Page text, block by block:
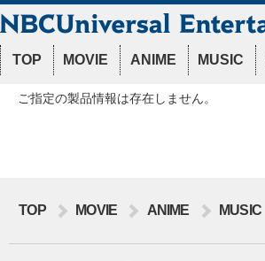
TOP MOVIE ANIME MUSIC
ご指定の製品情報は存在しません。
TOP MOVIE ANIME MUSIC